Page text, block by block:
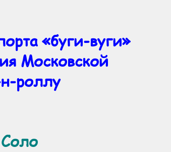
«буги-вуги»
Московской
роллу